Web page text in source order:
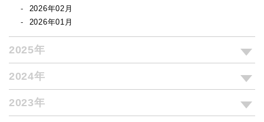
2026年02月
2026年01月
2025年
2024年
2023年